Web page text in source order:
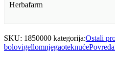
Herbafarm
SKU: 1850000 kategorija:Ostali
bolovigellomnjegaoteknućePovreda